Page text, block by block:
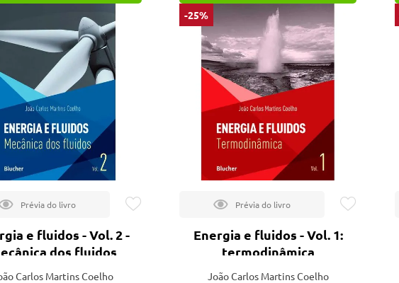
e fluidos - Vol. 2 -
dos fluidos
Carlos Martins Coelho
-25%
Energia e fluidos - Vol. 1:
termodinâmica
João Carlos Martins Coelho